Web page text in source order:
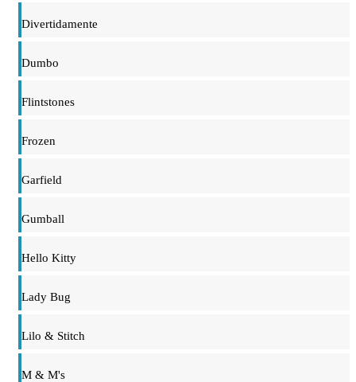
Divertidamente
Dumbo
Flintstones
Frozen
Garfield
Gumball
Hello Kitty
Lady Bug
Lilo & Stitch
M & M's